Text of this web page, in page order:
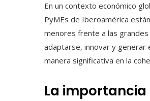
En un contexto económico
PyMEs de Iberoamérica
menores frente a las
adaptarse, innovar y generar
manera significativa en la
La importancia